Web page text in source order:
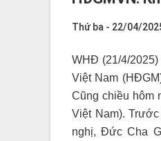
Thứ ba - 22/04/
WHĐ (21/4/2025)
Việt Nam
Cũng chiều hôm
Việt Nam).
nghị, Đức Cha